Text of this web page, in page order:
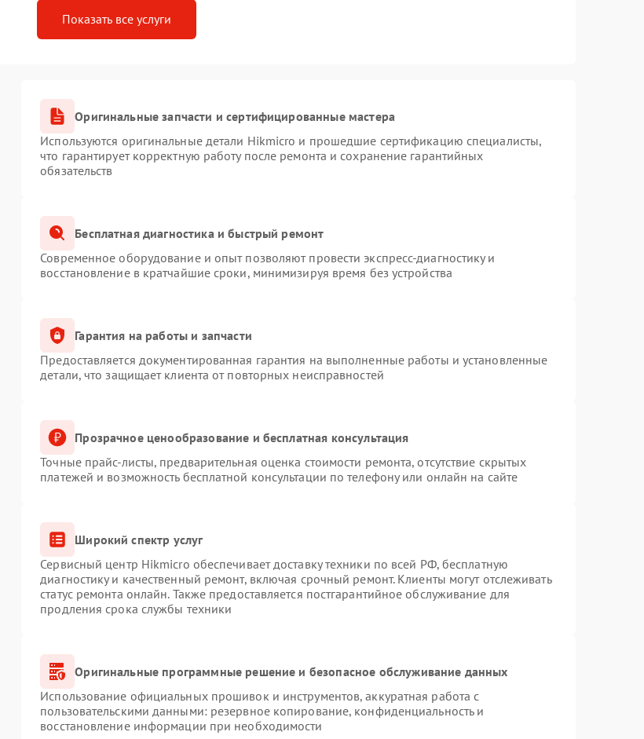
Показать все услуги
Оригинальные запчасти и сертифицированные мастера
Используются оригинальные детали Hikmicro и прошедшие сертификацию специалисты,
что гарантирует корректную работу после ремонта и сохранение гарантийных
обязательств
Бесплатная диагностика и быстрый ремонт
Современное оборудование и опыт позволяют провести экспресс-диагностику и
восстановление в кратчайшие сроки, минимизируя время без устройства
Гарантия на работы и запчасти
Предоставляется документированная гарантия на выполненные работы и установленные
детали, что защищает клиента от повторных неисправностей
Прозрачное ценообразование и бесплатная консультация
Точные прайс-листы, предварительная оценка стоимости ремонта, отсутствие скрытых
платежей и возможность бесплатной консультации по телефону или онлайн на сайте
Широкий спектр услуг
Сервисный центр Hikmicro обеспечивает доставку техники по всей РФ, бесплатную
диагностику и качественный ремонт, включая срочный ремонт. Клиенты могут отслеживать
статус ремонта онлайн. Также предоставляется постгарантийное обслуживание для
продления срока службы техники
Оригинальные программные решение и безопасное обслуживание данных
Использование официальных прошивок и инструментов, аккуратная работа с
пользовательскими данными: резервное копирование, конфиденциальность и
восстановление информации при необходимости